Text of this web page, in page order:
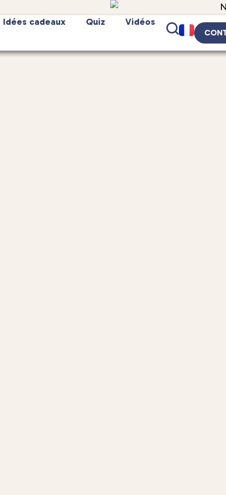
Idées cadeaux Quiz Vidéos